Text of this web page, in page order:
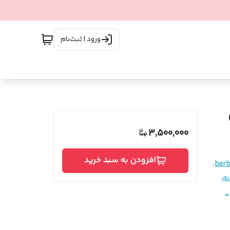
ورود | ثبت‌نام
،
،
3,500,000
افزودن به سبد خرید